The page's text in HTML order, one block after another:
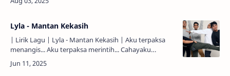
Hadirm…
Lyla - Mantan Kekasih
| Lirik Lagu | Lyla - Mantan Kekasih | Aku terpaksa
menangis... Aku terpaksa merintih... Cahayaku
semakin redup... Memilukan... Kau masih bisa
kulihat...…